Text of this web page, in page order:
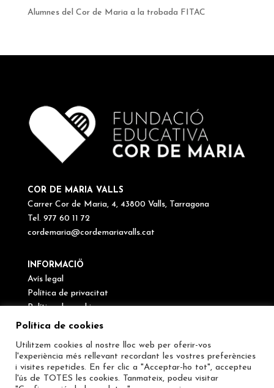
Alumnes del Cor de Maria a la trobada FITAC
COR DE MARIA VALLS
Carrer Cor de Maria, 4, 43800 Valls, Tarragona
Tel. 977 60 11 72
cordemaria@cordemariavalls.cat
INFORMACIÖ
Avís legal
Política de privacitat
Política de cookies
Canal de denúncies
SEGUEIX-NOS
Política de cookies
Utilitzem cookies al nostre lloc web per oferir-vos
l'experiència més rellevant recordant les vostres preferències
i visites repetides. En fer clic a "Acceptar-ho tot", accepteu
l'ús de TOTES les cookies. Tanmateix, podeu visitar